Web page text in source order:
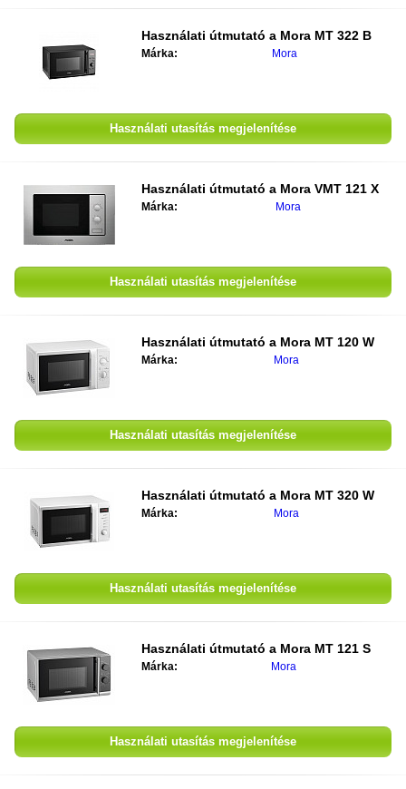
Használati útmutató a Mora MT 322 B
Márka: Mora
Használati utasítás megjelenítése
Használati útmutató a Mora VMT 121 X
Márka: Mora
Használati utasítás megjelenítése
Használati útmutató a Mora MT 120 W
Márka: Mora
Használati utasítás megjelenítése
Használati útmutató a Mora MT 320 W
Márka: Mora
Használati utasítás megjelenítése
Használati útmutató a Mora MT 121 S
Márka: Mora
Használati utasítás megjelenítése